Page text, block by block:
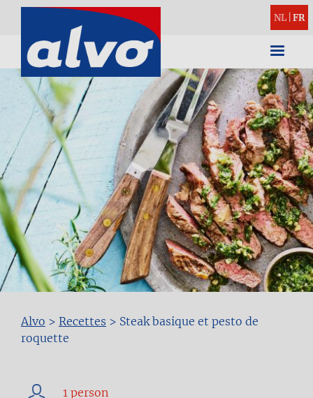
NL FR
Fil
Alvo > Recettes > Steak basique et pesto de
roquette